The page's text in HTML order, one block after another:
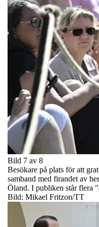
Bild 7 av 8
Besökare på plats för att
samband med firandet av
Öland. I publiken står flera
Bild: Mikael Fritzon/TT